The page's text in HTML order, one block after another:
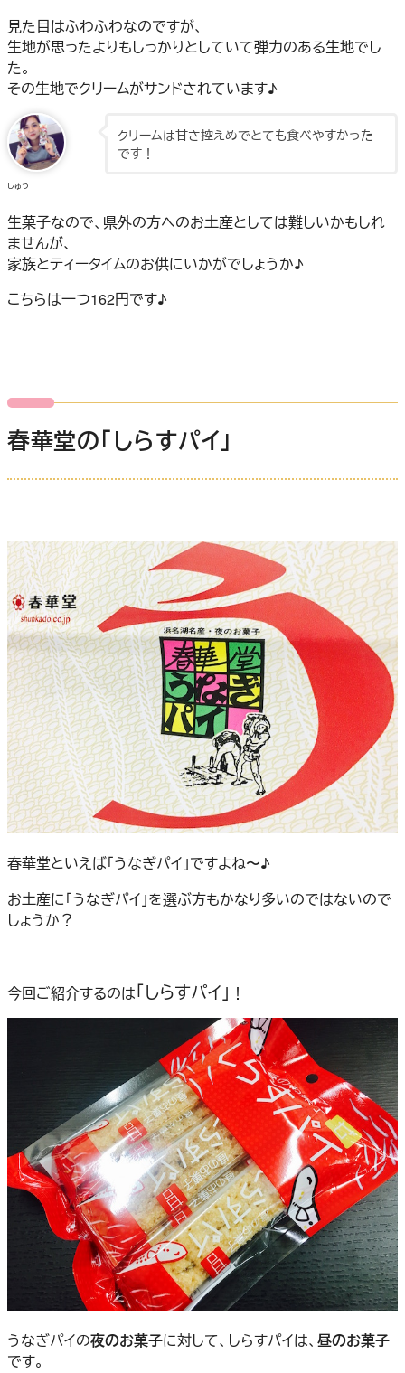
見た目はふわふわなのですが、
生地が思ったよりもしっかりとしていて弾力のある生地でし
た。
その生地でクリームがサンドされています♪
しゅう
クリームは甘さ控えめでとても食べやすかった
です！
生菓子なので、県外の方へのお土産としては難しいかもしれ
ませんが、
家族とティータイムのお供にいかがでしょうか♪
こちらは一つ162円です♪
春華堂の「しらすパイ」
春華堂といえば「うなぎパイ」ですよね〜♪
お土産に「うなぎパイ」を選ぶ方もかなり多いのではないので
しょうか？
今回ご紹介するのは「しらすパイ」 ！
うなぎパイの夜のお菓子に対して、しらすパイは、 昼のお菓子
です。